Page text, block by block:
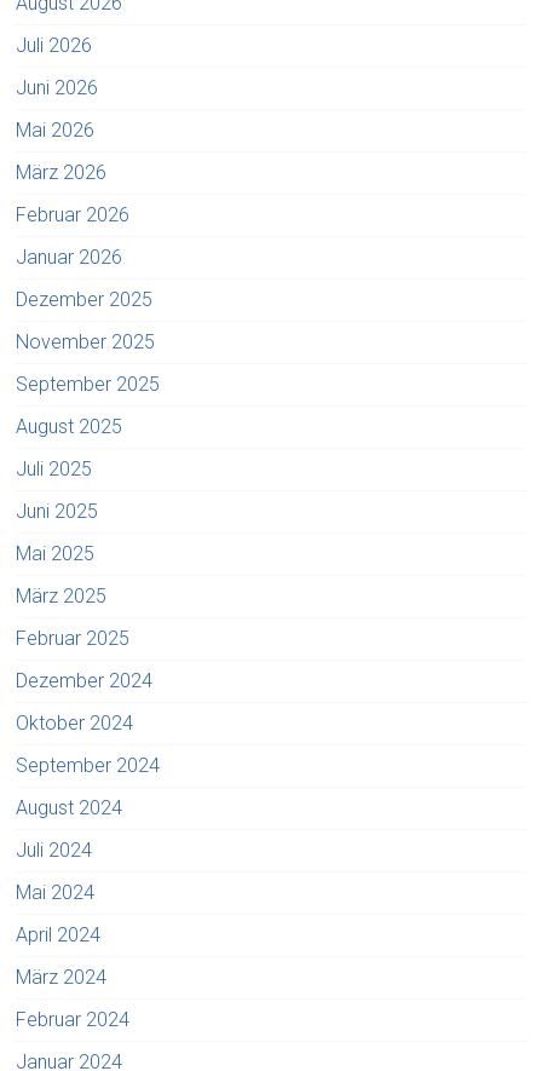
Juli 2026
Juni 2026
Mai 2026
März 2026
Februar 2026
Januar 2026
Dezember 2025
November 2025
September 2025
August 2025
Juli 2025
Juni 2025
Mai 2025
März 2025
Februar 2025
Dezember 2024
Oktober 2024
September 2024
August 2024
Juli 2024
Mai 2024
April 2024
März 2024
Februar 2024
Januar 2024